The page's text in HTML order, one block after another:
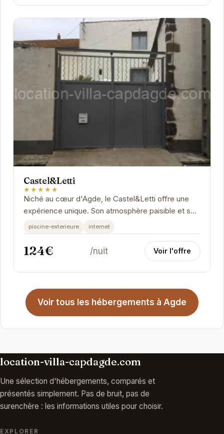
Castel&Letti
★★★★★
Niché au cœur d'Agde, le Castel&Letti offre une
expérience unique. Son atmosphère paisible et son
service attentionné en font un lieu idéal...
piscine-exterieure internet
124€ /nuit Voir l'offre
Voir tous les hébergements à Agde
location-villa-capdagde.com
Une sélection d'hébergements, comparés et
présentés simplement. Pas de bruit, pas de
surenchère : les informations utiles pour choisir.
EXPLORER